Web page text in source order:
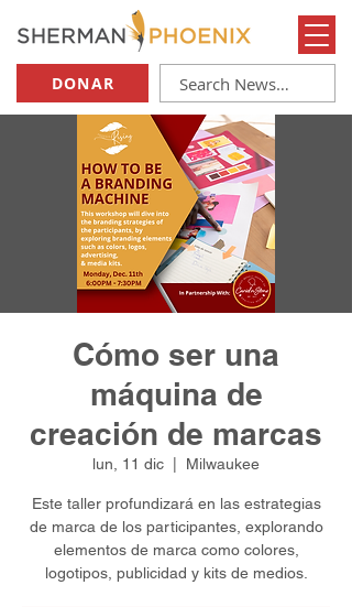
DONAR
Cómo ser una
máquina de
creación de marcas
lun, 11 dic Milwaukee
Este taller profundizará en las estrategias
de marca de los participantes, explorando
elementos de marca como colores,
logotipos, publicidad y kits de medios.